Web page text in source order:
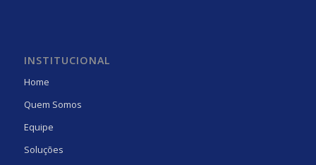
INSTITUCIONAL
Home
Quem Somos
Equipe
Soluções